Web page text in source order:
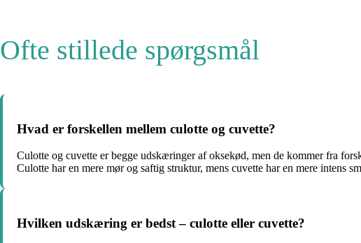
Ofte stillede spørgsmål
Hvad er forskellen mellem culotte og cuvette?
Culotte og cuvette er begge udskæringer af oksekød, men de kommer fra
Culotte har en mere mør og saftig struktur, mens cuvette har en mere intens
Hvilken udskæring er bedst – culotte eller cuvette?